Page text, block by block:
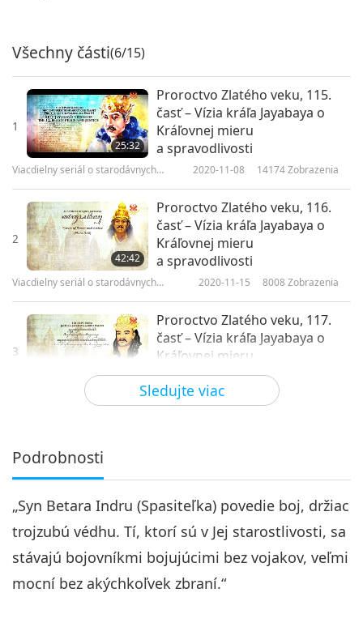
Sledujte viac
Všechny části(6/15)
1
25:32
Proroctvo Zlatého veku, 115.
časť – Vízia kráľa Jayabaya o
Kráľovnej mieru
a spravodlivosti
Viacdielny seriál o starodávnych
2020-11-08 14174Zobrazenia
2
42:42
Proroctvo Zlatého veku, 116.
časť – Vízia kráľa Jayabaya o
Kráľovnej mieru
a spravodlivosti
Viacdielny seriál o starodávnych
2020-11-15 8008 Zobrazenia
3
Proroctvo Zlatého veku, 117.
časť – Vízia kráľa Jayabaya o
Kráľovnej mieru
a spravodlivosti
Viacdielny seriál o starodávnych
predpovediach o našej planéte
2020-11-22 7648
4
32:58
a spravodlivosti
Viacdielny seriál o starodávnych
2020-11-29 7364Zobrazenia
Proroctvo Zlatého veku, 119.
časť – Vízia kráľa Jayabaya o
Kráľovnej mieru
Podrobnosti
„Syn Betara Indru (Spasiteľka) povedie boj, držiac
trojzubú védhu. Tí, ktorí sú v Jej starostlivosti, sa
stávajú bojovníkmi bojujúcimi bez vojakov, veľmi
mocní bez akýchkoľvek zbraní.“